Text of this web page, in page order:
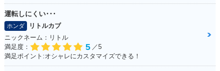
運転しにくい･･･
ホンダ
リトルカブ
ニックネーム：リトル
満足度：
5 ／5
満足ポイント:オシャレにカスタマイズできる！